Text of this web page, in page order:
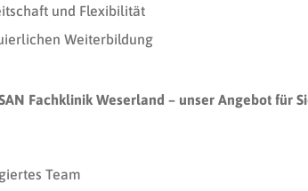
und Flexibilität
Weiterbildung
Fachklinik Weserland – unser Angebot für
Team